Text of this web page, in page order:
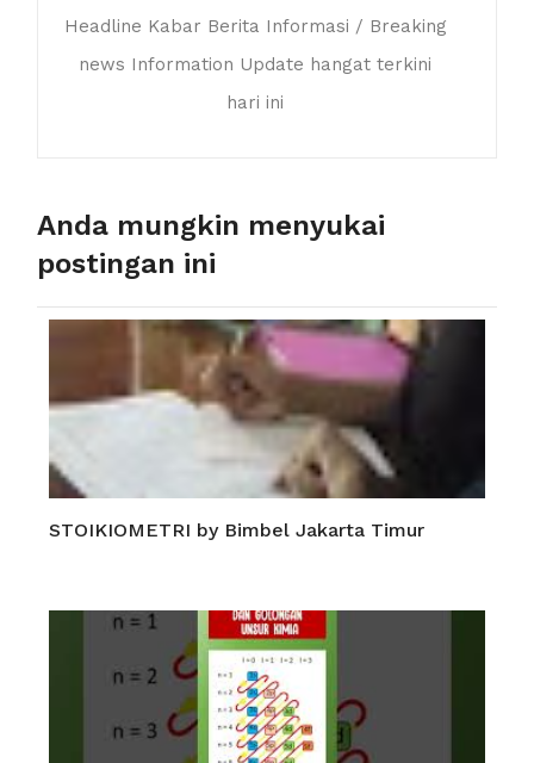
Headline Kabar Berita Informasi / Breaking
news Information Update hangat terkini
hari ini
Anda mungkin menyukai
postingan ini
STOIKIOMETRI by Bimbel Jakarta Timur